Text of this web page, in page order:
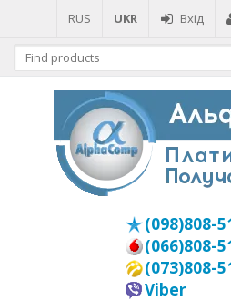
RUS UKR Вхід
(098)808-
(066)808-
(073)808-
Viber